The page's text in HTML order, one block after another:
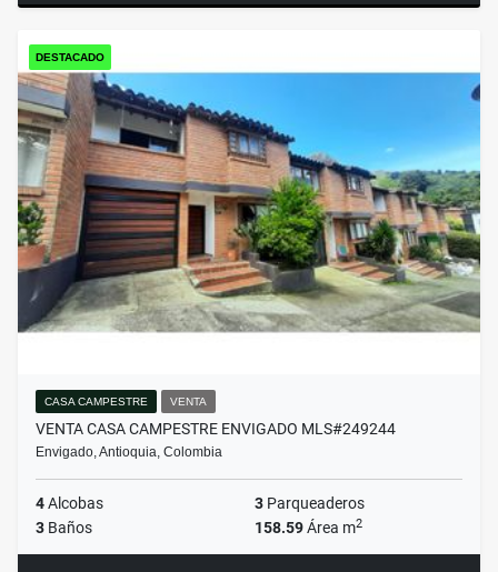
DESTACADO
CASA CAMPESTRE VENTA
VENTA CASA CAMPESTRE ENVIGADO MLS#249244
Envigado, Antioquia, Colombia
4Alcobas 3 Parqueaderos
3 Baños 158.59Área m2